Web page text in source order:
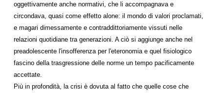
oggettivamente anche normativi, che li accompagnava e
circondava, quasi come effetto alone: il mondo di valori proclamati,
e magari dimessamente e contraddittoriamente vissuti nelle
relazioni quotidiane tra generazioni. A ciò si aggiunge anche nel
preadolescente l'insofferenza per l'eteronomia e quel fisiologico
fascino della trasgressione delle norme un tempo pacificamente
accettate.
Più in profondità, la crisi è dovuta al fatto che quelle cose che